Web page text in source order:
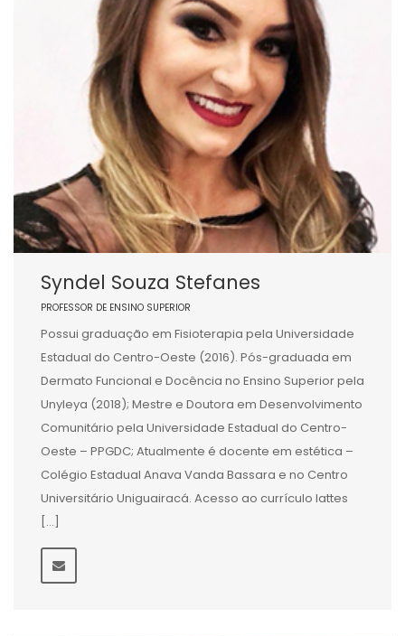
Syndel Souza Stefanes
PROFESSOR DE ENSINO SUPERIOR
Possui graduação em Fisioterapia pela Universidade
Estadual do Centro-Oeste (2016). Pós-graduada em
Dermato Funcional e Docência no Ensino Superior pela
Unyleya (2018); Mestre e Doutora em Desenvolvimento
Comunitário pela Universidade Estadual do Centro-
Oeste – PPGDC; Atualmente é docente em estética –
Colégio Estadual Anava Vanda Bassara e no Centro
Universitário Uniguairacá. Acesso ao currículo lattes
[…]